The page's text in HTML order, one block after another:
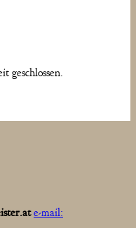
geschlossen.
e-mail: